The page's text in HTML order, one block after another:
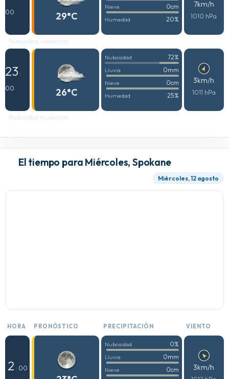
00
29°C
Nieve 0cm
Humedad 20%
7km/h
1010 hPa
Nubosidad moderada
23 :
00
26°C
Nubosidad 72%
Lluvia 0mm
Nieve 0cm
Humedad 25%
3km/h
1011 hPa
Nubosidad moderada
El tiempo para Miércoles, Spokane
Miércoles, 12 agosto
HORA PRONÓSTICO PRECIPITACIÓN VIENTO
2 : 00
Nubosidad 0%
Lluvia 0mm
Nieve 0cm 3km/h